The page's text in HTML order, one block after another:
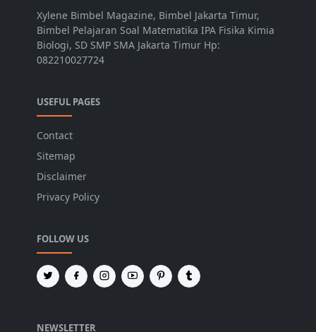
Xylene Bimbel Magazine, Bimbel Jakarta Timur,
Bimbel Pelajaran Soal Matematika IPA Fisika Kimia
Biologi, SD SMP SMA Jakarta Timur Hp:
082210027724
USEFUL PAGES
Contact
Sitemap
Disclaimer
Privacy Policy
FOLLOW US
NEWSLETTER